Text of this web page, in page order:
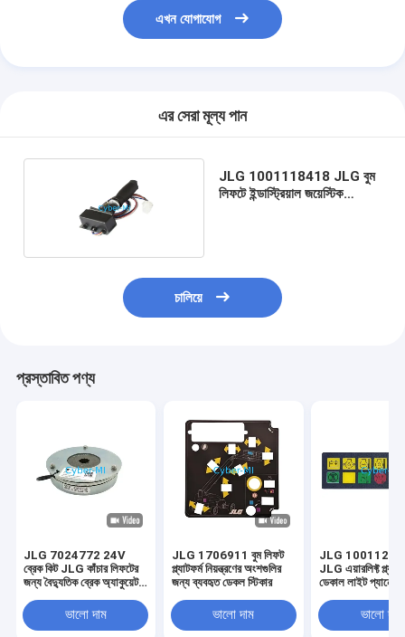
এখন যোগাযোগ
এর সেরা মূল্য পান
JLG 1001118418 JLG বুম
লিফটে ইন্ডাস্ট্রিয়াল জয়েস্টিক
চালিয়ে
প্রস্তাবিত পণ্য
JLG 7024772 24V
ব্রেক কিট JLG কাঁচার লিফটের
জন্য বৈদ্যুতিক ব্রেক অ্যাকুয়েটর
ভালো দাম
JLG 1706911 বুম লিফট
প্ল্যাটফর্ম নিয়ন্ত্রণের অংশগুলির
জন্য ব্যবহৃত ডেকল স্টিকার
ভালো দাম
JLG
JLG এয়ারলিফ্ট
ডেকাল লাইট প্যানেল
ভালো দাম